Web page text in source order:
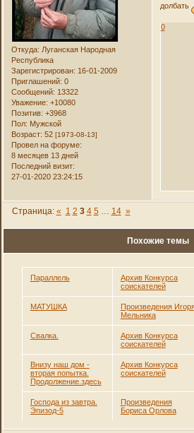
Откуда: Луганская Народная
Республика
Зарегистрирован: 16-01-2009
Приглашений: 0
Сообщений: 13322
Уважение: +10080
Позитив: +3968
Пол: Мужской
Возраст: 52[1973-08-13]
Провел на форуме:
8 месяцев 13 дней
Последний визит:
27-01-2020 23:24:15
долбать
0
Страница: « 1 2 3 4 5 … 14 »
Похожие темы
Параллель
Архив Конкурса
соискателей
МАТУШКА
Произведения
Мельника
Свалка.
Архив Конкурса
соискателей
Внизу наш дом -
вторая попытка.
Продолжение.здесь
Архив Конкурса
соискателей
Господа из завтра.
Эпизод-5
Произведения
Бориса Орлова